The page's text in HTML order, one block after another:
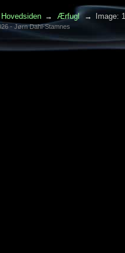
Hovedsiden → Ærfugl → Image:
- Jørn Dahl-Stamnes